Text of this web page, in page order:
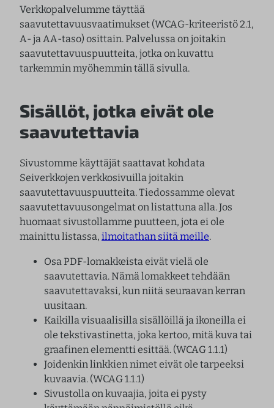
Verkkopalvelumme täyttää
saavutettavuusvaatimukset (WCAG-kriteeristö 2.1,
A- ja AA-taso) osittain. Palvelussa on joitakin
saavutettavuuspuutteita, jotka on kuvattu
tarkemmin myöhemmin tällä sivulla.
Sisällöt, jotka eivät ole
saavutettavia
Sivustomme käyttäjät saattavat kohdata
Seiverkkojen verkkosivuilla joitakin
saavutettavuuspuutteita. Tiedossamme olevat
saavutettavuusongelmat on listattuna alla. Jos
huomaat sivustollamme puutteen, jota ei ole
mainittu listassa, ilmoitathan siitä meille.
Osa PDF-lomakkeista eivät vielä ole
saavutettavia. Nämä lomakkeet tehdään
saavutettavaksi, kun niitä seuraavan kerran
uusitaan.
Kaikilla visuaalisilla sisällöillä ja ikoneilla ei
ole tekstivastinetta, joka kertoo, mitä kuva tai
graafinen elementti esittää. (WCAG 1.1.1)
Joidenkin linkkien nimet eivät ole tarpeeksi
kuvaavia. (WCAG 1.1.1)
Sivustolla on kuvaajia, joita ei pysty